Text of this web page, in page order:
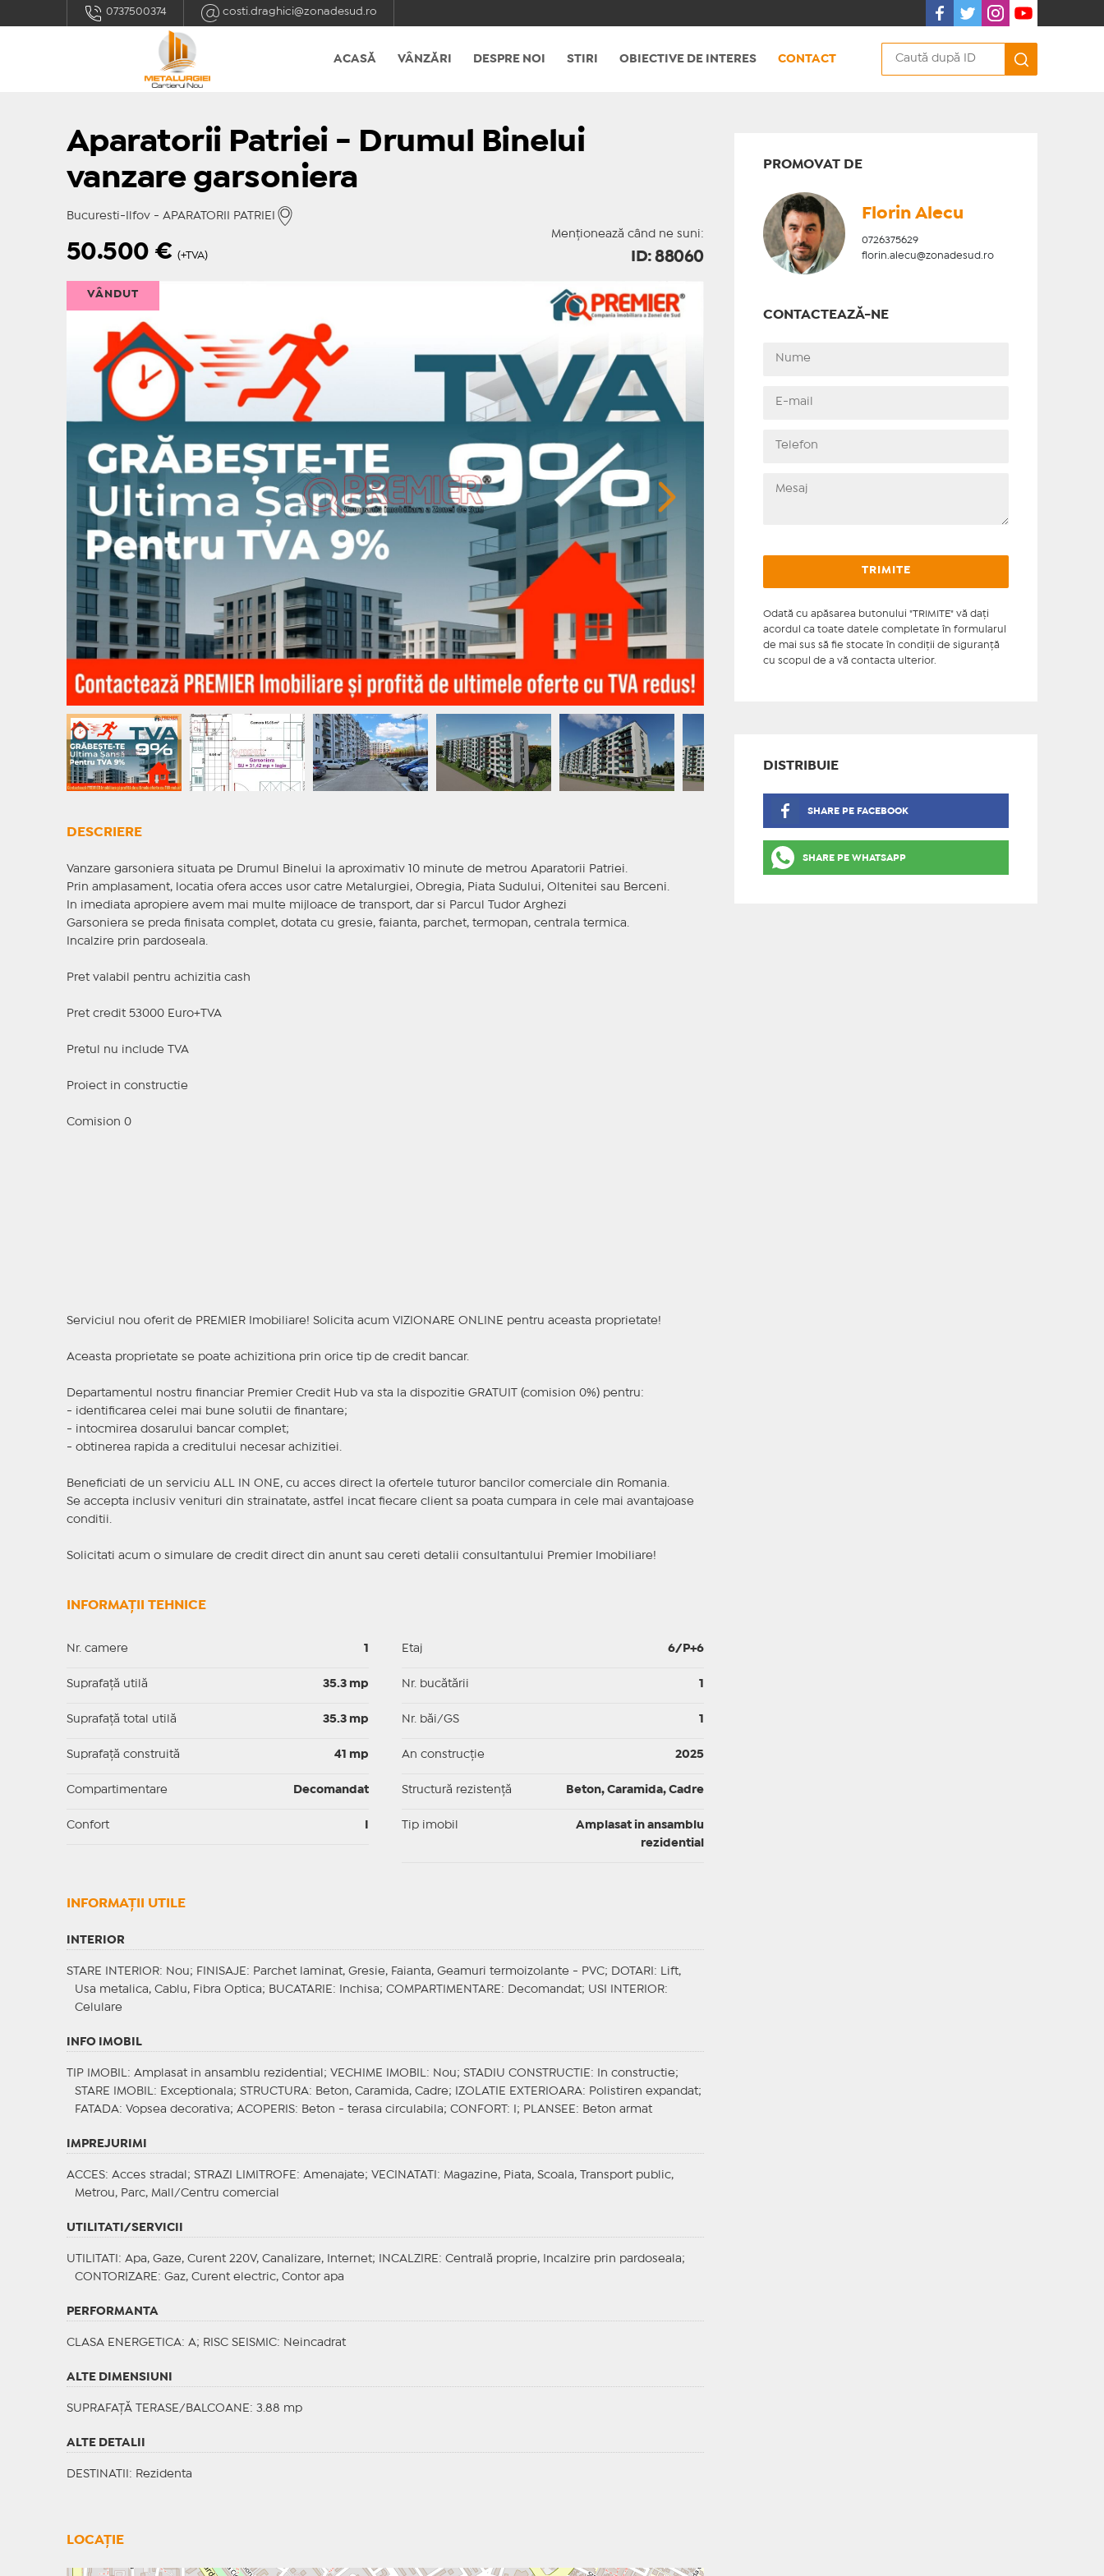
0737500374 costi.draghici@zonadesud.ro
ACASĂ VÂNZĂRI DESPRE NOI STIRI OBIECTIVE DE INTERES CONTACT
Aparatorii Patriei - Drumul Binelui
vanzare garsoniera
Bucuresti-Ilfov - APARATORII PATRIEI
Menționează când ne suni:
50.500€ (+TVA) ID: 88060
VÂNDUT
DESCRIERE
Vanzare garsoniera situata pe Drumul Binelui la aproximativ 10 minute de metrou Aparatorii Patriei.
Prin amplasament, locatia ofera acces usor catre Metalurgiei, Obregia, Piata Sudului, Oltenitei sau Berceni.
In imediata apropiere avem mai multe mijloace de transport, dar si Parcul Tudor Arghezi
Garsoniera se preda finisata complet, dotata cu gresie, faianta, parchet, termopan, centrala termica.
Incalzire prin pardoseala.
Pret valabil pentru achizitia cash
Pret credit 53000 Euro+TVA
Pretul nu include TVA
Proiect in constructie
Comision 0
Serviciul nou oferit de PREMIER Imobiliare! Solicita acum VIZIONARE ONLINE pentru aceasta proprietate!
Aceasta proprietate se poate achizitiona prin orice tip de credit bancar.
Departamentul nostru financiar Premier Credit Hub va sta la dispozitie GRATUIT (comision 0%) pentru:
- identificarea celei mai bune solutii de finantare;
- intocmirea dosarului bancar complet;
- obtinerea rapida a creditului necesar achizitiei.
Beneficiati de un serviciu ALL IN ONE, cu acces direct la ofertele tuturor bancilor comerciale din Romania.
Se accepta inclusiv venituri din strainatate, astfel incat fiecare client sa poata cumpara in cele mai avantajoase
conditii.
Solicitati acum o simulare de credit direct din anunt sau cereti detalii consultantului Premier Imobiliare!
INFORMAȚII TEHNICE
Nr. camere
Suprafaţă utilă 35.3 mp
Suprafaţă total utilă 35.3 mp
Suprafaţă construită 41 mp
Compartimentare Decomandat
Confort
Etaj 6/P+6
Nr. bucătării
Nr. băi/GS
An construcție 2025
Structură rezistență Beton, Caramida, Cadre
Tip imobil
Amplasat in ansamblu
rezidential
INFORMAŢII UTILE
INTERIOR
STARE INTERIOR: Nou; FINISAJE : Parchet laminat, Gresie, Faianta, Geamuri termoizolante - PVC; DOTARI : Lift,
Usa metalica, Cablu, Fibra Optica; BUCATARIE : Inchisa; COMPARTIMENTARE : Decomandat; USI INTERIOR:
Celulare
INFO IMOBIL
TIP IMOBIL : Amplasat in ansamblu rezidential; VECHIME IMOBIL : Nou; STADIU CONSTRUCTIE : In constructie;
STARE IMOBIL
: Exceptionala; STRUCTURA: Beton, Caramida, Cadre; IZOLATIE EXTERIOARA: Polistiren expandat;
FATADA: Vopsea decorativa; ACOPERIS: Beton - terasa circulabila; CONFORT : I; PLANSEE : Beton armat
IMPREJURIMI
ACCES: Acces stradal; STRAZI LIMITROFE : Amenajate; VECINATATI
: Magazine, Piata, Scoala, Transport public,
Metrou, Parc, Mall/Centru comercial
UTILITATI/SERVICII
UTILITATI : Apa, Gaze, Curent 220V, Canalizare, Internet; INCALZIRE : Centrală proprie, Incalzire prin pardoseala;
CONTORIZARE : Gaz, Curent electric, Contor apa
PERFORMANTA
CLASA ENERGETICA: A; RISC SEISMIC: Neincadrat
ALTE DIMENSIUNI
SUPRAFAȚĂ TERASE/BALCOANE: 3.88 mp
ALTE DETALII
DESTINATII : Rezidenta
LOCAȚIE
PROMOVAT DE
Florin Alecu
0726375629
florin.alecu@zonadesud.ro
CONTACTEAZĂ-NE
Odată cu apăsarea butonului "TRIMITE" vă daţi
acordul ca toate datele completate în formularul
de mai sus să fie stocate în condiţii de siguranţă
cu scopul de a vă contacta ulterior.
DISTRIBUIE
SHARE PE FACEBOOK
SHARE PE WHATSAPP